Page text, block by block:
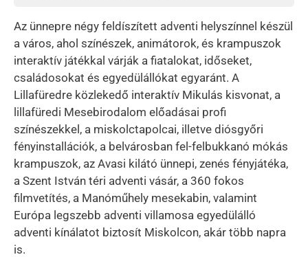
Az ünnepre négy feldíszített adventi helyszínnel készül
a város, ahol színészek, animátorok, és krampuszok
interaktív játékkal várják a fiatalokat, időseket,
családosokat és egyedülállókat egyaránt. A
Lillafüredre közlekedő interaktív Mikulás kisvonat, a
lillafüredi Mesebirodalom előadásai profi
színészekkel, a miskolctapolcai, illetve diósgyőri
fényinstallációk, a belvárosban fel-felbukkanó mókás
krampuszok, az Avasi kilátó ünnepi, zenés fényjátéka,
a Szent István téri adventi vásár, a 360 fokos
filmvetítés, a Manóműhely mesekabin, valamint
Európa legszebb adventi villamosa egyedülálló
adventi kínálatot biztosít Miskolcon, akár több napra
is.